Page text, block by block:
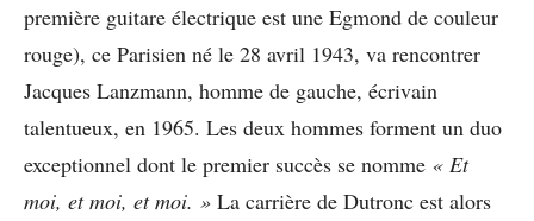
première guitare électrique est une Egmond de couleur
rouge), ce Parisien né le 28 avril 1943, va rencontrer
Jacques Lanzmann, homme de gauche, écrivain
talentueux, en 1965. Les deux hommes forment un duo
exceptionnel dont le premier succès se nomme « Et
moi, et moi, et moi. » La carrière de Dutronc est alors